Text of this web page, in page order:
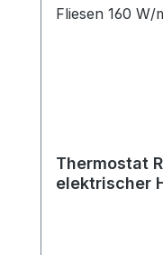
Thermostat
elektrischer